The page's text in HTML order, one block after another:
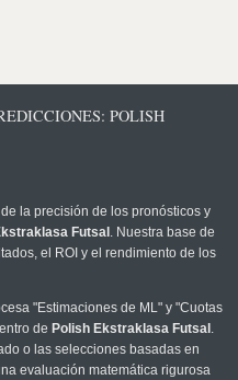
POLISH
la precisión de los pronósticos y
Futsal . Nuestra base de
el ROI y el rendimiento de los
"Estimaciones de ML" y "Cuotas
de Polish Ekstraklasa Futsal .
o las selecciones basadas en
evaluación matemática rigurosa